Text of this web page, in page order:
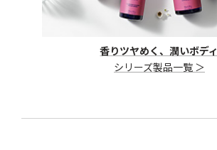
香りツヤめく、潤いボディ
シリーズ製品一覧 ＞